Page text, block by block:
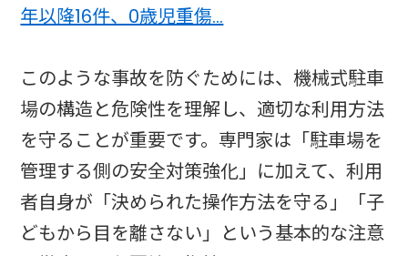
年以降16件、0歳児重傷…
このような事故を防ぐためには、機械式駐車
場の構造と危険性を理解し、適切な利用方法
を守ることが重要です。専門家は「駐車場を
管理する側の安全対策強化」に加えて、利用
者自身が「決められた操作方法を守る」「子
どもから目を離さない」という基本的な注意